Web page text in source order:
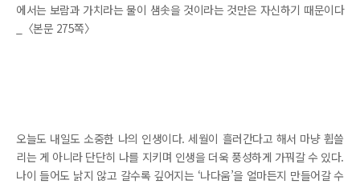
에서는 보람과 가치라는 물이 샘솟을 것이라는 것만은 자신하기 때문이다
_〈본문 275쪽〉
오늘도 내일도 소중한 나의 인생이다. 세월이 흘러간다고 해서 마냥 휩쓸
리는 게 아니라 단단히 나를 지키며 인생을 더욱 풍성하게 가꿔갈 수 있다.
나이 들어도 낡지 않고 갈수록 깊어지는 ‘나다움’을 얼마든지 만들어갈 수